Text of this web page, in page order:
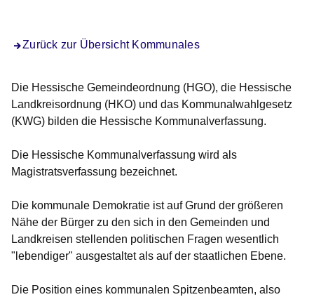
Zurück zur Übersicht Kommunales
Die Hessische Gemeindeordnung (HGO), die Hessische
Landkreisordnung (HKO) und das Kommunalwahlgesetz
(KWG) bilden die Hessische Kommunalverfassung.
Die Hessische Kommunalverfassung wird als
Magistratsverfassung bezeichnet.
Die kommunale Demokratie ist auf Grund der größeren
Nähe der Bürger zu den sich in den Gemeinden und
Landkreisen stellenden politischen Fragen wesentlich
"lebendiger" ausgestaltet als auf der staatlichen Ebene.
Die Position eines kommunalen Spitzenbeamten, also